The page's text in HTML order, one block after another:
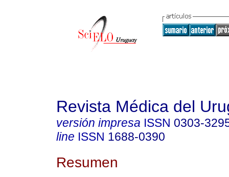
Revista Médica del
versión impresa ISSN 0303-
line ISSN 1688-0390
Resumen